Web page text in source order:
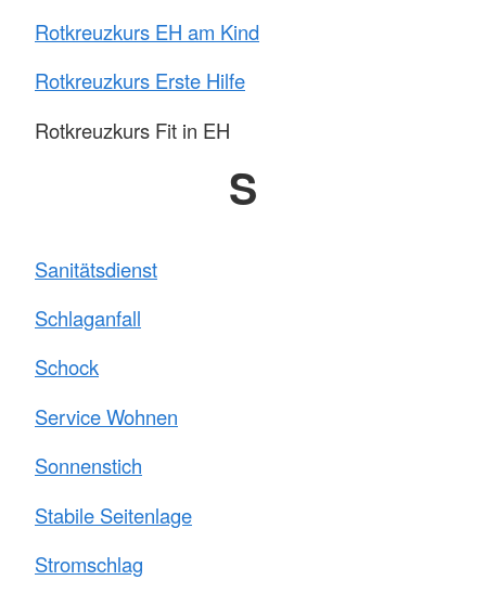
Rotkreuzkurs EH am Kind
Rotkreuzkurs Erste Hilfe
Rotkreuzkurs Fit in EH
S
Sanitätsdienst
Schlaganfall
Schock
Service Wohnen
Sonnenstich
Stabile Seitenlage
Stromschlag